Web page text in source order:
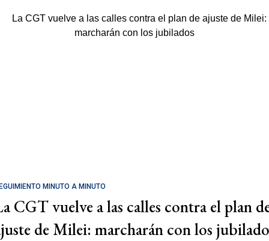
MINUTO A MINUTO
CGT vuelve a las calles contra el plan
de Milei: marcharán con los